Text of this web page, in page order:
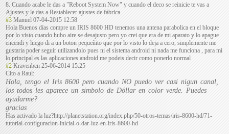
8. Cuando acabe le das a "Reboot System Now" y cuando el deco se reinicie te vas a
Ajustes y le das a Restablecer ajustes de fábrica.
#3 Manuel 07-04-2015 12:58
Hola Buenos días compre un IRIS 8600 HD tenemos una antena parabolica en el bloque
por lo visto cuando hubo aire se desajusto pero yo crei que era de mi aparato y lo apague
encendi y luego di a un boton pequeñito que por lo visto lo deja a cero, simplemente me
gustaria poder seguir utilizandolo pues ni el sistema android ni nada me funciona , para mi
lo principal es las aplicaciones android me podeis decir como ponerlo normal
#2 Kravenbcn 25-06-2014 15:25
Cito a Raul:
Hola, tengo el Iris 8600 pero cuando NO puedo ver casi nigun canal,
los todos les aparece un simbolo de Dóllar en color verde. Puedes
ayudarme?
gracias
Has activado la luz?http://planetstation.org/index.php/50-otros-temas/iris-8600-hd/71-
tutorial-configuracion-inicial-o-dar-luz-en-iris-8600-hd